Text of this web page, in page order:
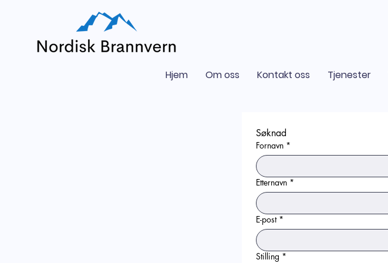
Hjem Om oss Kontakt oss Tjenester
Søknad
Fornavn *
Etternavn *
E-post *
Stilling *